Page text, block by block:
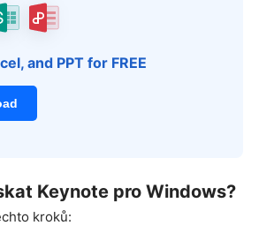
and PPT for FREE
Keynote pro Windows?
kroků: